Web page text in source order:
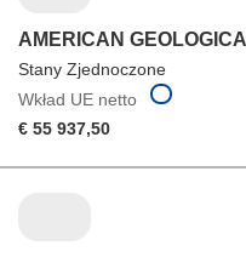
AMERICAN
Stany Zjednoczone
Wkład UE netto
€ 55 937,50